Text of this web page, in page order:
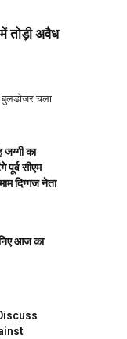
में तोड़ी अवैध
बुलडोजर चला
का
सीएम
दिग्गज नेता
आज का